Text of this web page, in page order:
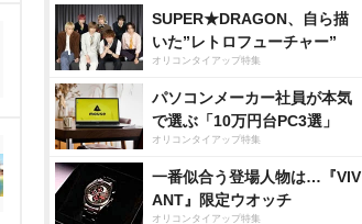
SUPER★DRAGON、自ら描
いた”レトロフューチャー”
オリコンタイアップ特集
パソコンメーカー社員が本気
で選ぶ「10万円台PC3選」
オリコンタイアップ特集
一番似合う登場人物は…『VIV
ANT』限定ウオッチ
オリコンタイアップ特集